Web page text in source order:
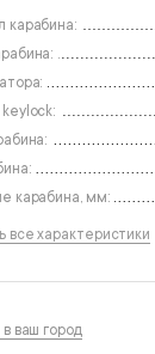
карабина:
карабина, мм:
все характеристики
ваш город